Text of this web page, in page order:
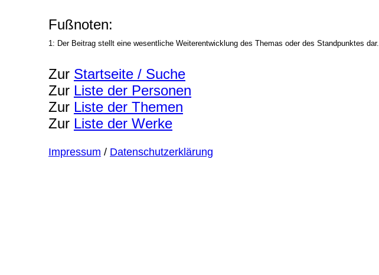
Fußnoten:
1: Der Beitrag stellt eine wesentliche Weiterentwicklung des Themas oder des Standpunktes dar.
Zur Startseite / Suche
Zur Liste der Personen
Zur Liste der Themen
Zur Liste der Werke
Impressum / Datenschutzerklärung